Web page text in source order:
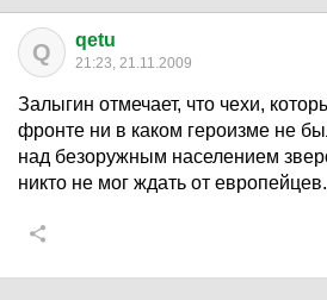
Q qetu
21:23, 21.11.2009
Залыгин отмечает, что чехи,
фронте ни в каком героизме не
над безоружным населением
никто не мог ждать от европейцев.